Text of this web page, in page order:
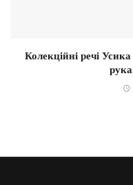
Колекційні речі